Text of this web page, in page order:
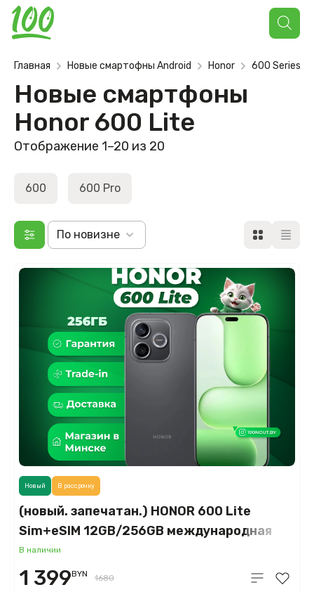
Поиск
товаров
Главная Новые смартофны Android Honor 600 Series
Новые смартфоны
Honor 600 Lite
Отображение 1–20 из 20
600 600 Pro
По новизне
(новый. запечатан.) HONOR 600 Lite
Sim+eSIM 12GB/256GB международная
версия (вельветовый черный)
В наличии
Новый В рассрочку
1 399BYN 1680